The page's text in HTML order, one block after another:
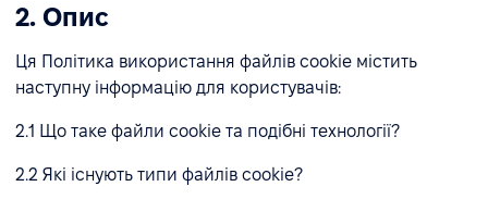
2. Опис
Ця Політика використання файлів cookie містить
наступну інформацію для користувачів:
2.1 Що таке файли cookie та подібні технології?
2.2 Які існують типи файлів cookie?